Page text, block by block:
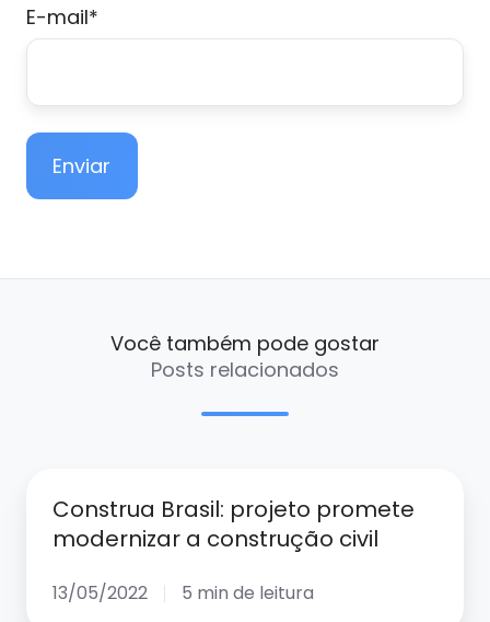
E-mail*
Você também pode gostar
Posts relacionados
Brasil:
projeto
promete
modernizar
Construa Brasil: projeto promete
modernizar a construção civil
13/05/2022 5 min de leitura